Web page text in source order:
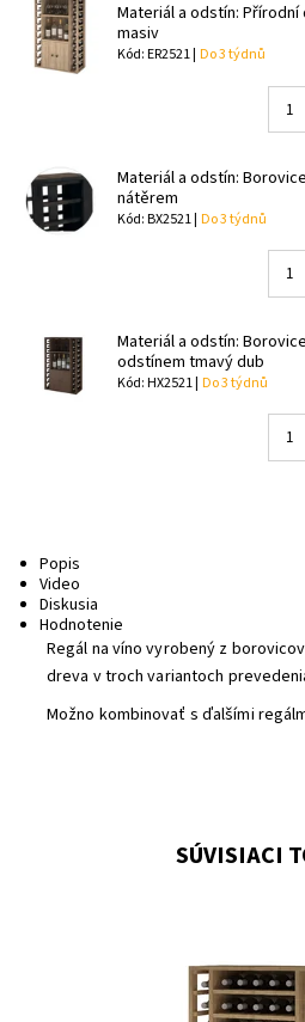
Materiál a odstín: Přírodní
masiv
Kód: ER2521 | Do 3 týdnů
Materiál a odstín:
nátěrem
Kód: BX2521 | Do 3 týdnů
Materiál a odstín:
odstínem tmavý dub
Kód: HX2521 | Do 3 týdnů
Popis
Video
Diskusia
Hodnotenie
Regál na víno vyrobený z
dreva v troch variantoch
Možno kombinovať s ďalšími
SÚVISIACI
Drevený regál na uskladnenie